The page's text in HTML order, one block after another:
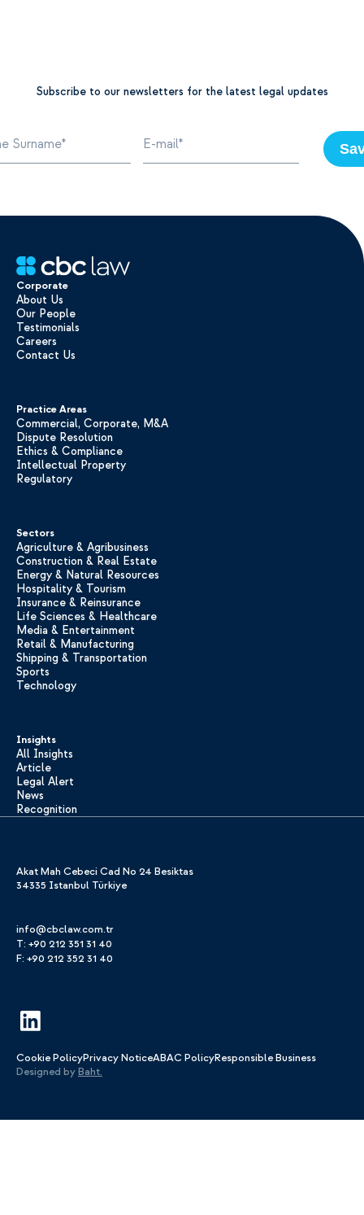
Subscribe to our newsletters for the latest legal updates
Corporate
About Us
Our People
Testimonials
Careers
Contact Us
Practice Areas
Commercial, Corporate, M&A
Dispute Resolution
Ethics & Compliance
Intellectual Property
Regulatory
Sectors
Agriculture & Agribusiness
Construction & Real Estate
Energy & Natural Resources
Hospitality & Tourism
Insurance & Reinsurance
Life Sciences & Healthcare
Media & Entertainment
Retail & Manufacturing
Shipping & Transportation
Sports
Technology
Insights
All Insights
Article
Legal Alert
News
Recognition
Akat Mah Cebeci Cad No 24 Besiktas
34335 Istanbul Türkiye
info@cbclaw.com.tr
T: +90 212 351 31 40
F: +90 212 352 31 40
Cookie PolicyPrivacy NoticeABAC PolicyResponsible Business
Designed byBaht.